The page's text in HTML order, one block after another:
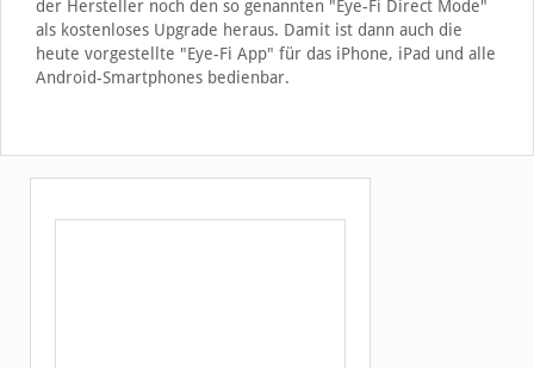
der Hersteller noch den so genannten "Eye-Fi Direct Mode"
als kostenloses Upgrade heraus. Damit ist dann auch die
heute vorgestellte "Eye-Fi App" für das iPhone, iPad und alle
Android-Smartphones bedienbar.